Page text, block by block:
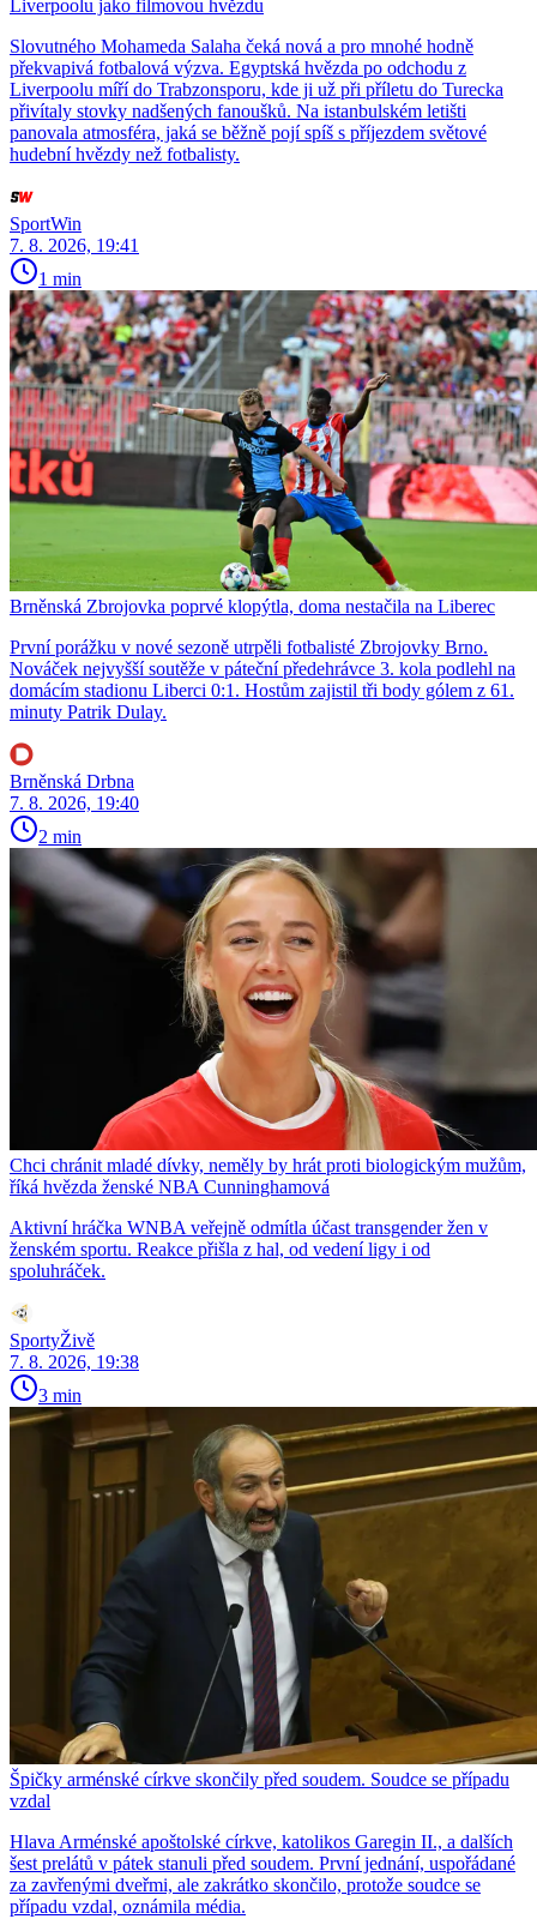
Liverpoolu jako filmovou hvězdu
Slovutného Mohameda Salaha čeká nová a pro mnohé hodně
překvapivá fotbalová výzva. Egyptská hvězda po odchodu z
Liverpoolu míří do Trabzonsporu, kde ji už při příletu do Turecka
přivítaly stovky nadšených fanoušků. Na istanbulském letišti
panovala atmosféra, jaká se běžně pojí spíš s příjezdem světové
hudební hvězdy než fotbalisty.
SportWin
7. 8. 2026, 19:41
1 min
Brněnská Zbrojovka poprvé klopýtla, doma nestačila na Liberec
První porážku v nové sezoně utrpěli fotbalisté Zbrojovky Brno.
Nováček nejvyšší soutěže v páteční předehrávce 3. kola podlehl na
domácím stadionu Liberci 0:1. Hostům zajistil tři body gólem z 61.
minuty Patrik Dulay.
Brněnská Drbna
7. 8. 2026, 19:40
2 min
Chci chránit mladé dívky, neměly by hrát proti biologickým mužům,
říká hvězda ženské NBA Cunninghamová
Aktivní hráčka WNBA veřejně odmítla účast transgender žen v
ženském sportu. Reakce přišla z hal, od vedení ligy i od
spoluhráček.
SportyŽivě
7. 8. 2026, 19:38
3 min
Špičky arménské církve skončily před soudem. Soudce se případu
vzdal
Hlava Arménské apoštolské církve, katolikos Garegin II., a dalších
šest prelátů v pátek stanuli před soudem. První jednání, uspořádané
za zavřenými dveřmi, ale zakrátko skončilo, protože soudce se
případu vzdal, oznámila média.